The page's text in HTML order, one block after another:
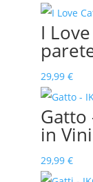
I
29,99 €
Gatto
in
29,99 €